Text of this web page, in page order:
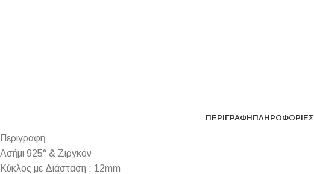
ΠΕΡΙΓΡΑΦΉΠΛΗΡΟΦΟΡΊΕΣ
Περιγραφή
Ασήμι 925° & Ζιργκόν
Κύκλος με Διάσταση : 12mm